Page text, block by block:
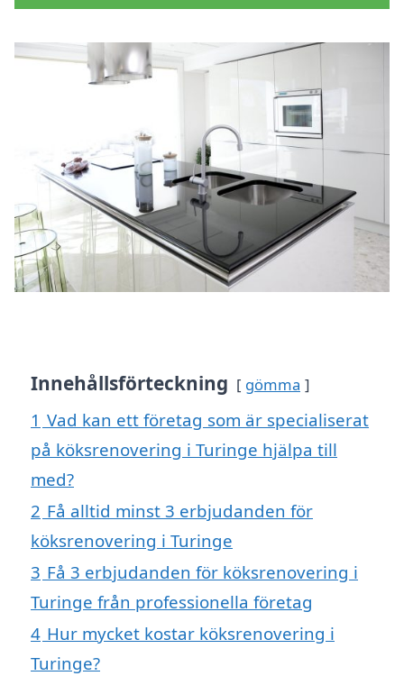
Innehållsförteckning gömma
1 Vad kan ett företag som är specialiserat
på köksrenovering i Turinge hjälpa till
med?
2 Få alltid minst 3 erbjudanden för
köksrenovering i Turinge
3 Få 3 erbjudanden för köksrenovering i
Turinge från professionella företag
4 Hur mycket kostar köksrenovering i
Turinge?